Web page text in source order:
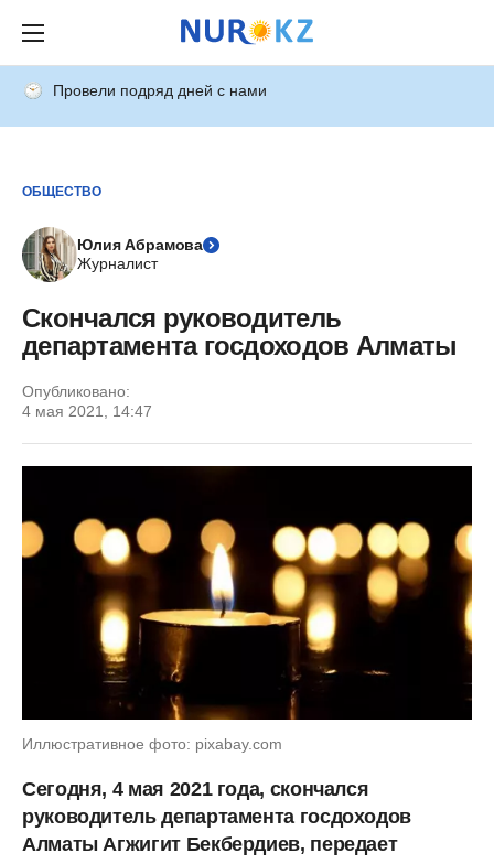
Провели подряд дней с нами
ОБЩЕСТВО
Юлия Абрамова
Журналист
Скончался руководитель
департамента госдоходов Алматы
Опубликовано:
4 мая 2021, 14:47
Иллюстративное фото: pixabay.com
Сегодня, 4 мая 2021 года, скончался
руководитель департамента госдоходов
Алматы Агжигит Бекбердиев, передает